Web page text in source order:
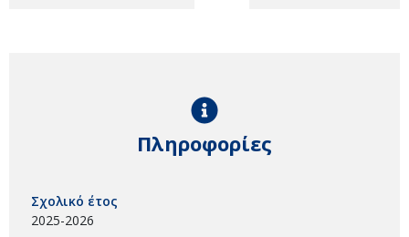
Πληροφορίες
Σχολικό έτος
2025-2026